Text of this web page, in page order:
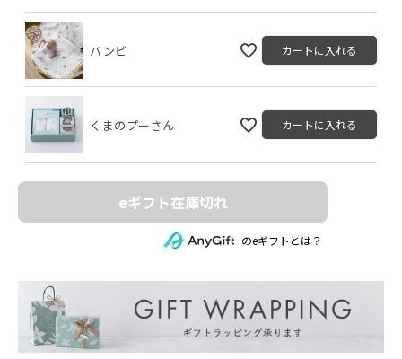
バンビ カートに入れる
くまのプーさん カートに入れる
eギフト在庫切れ
のeギフトとは？